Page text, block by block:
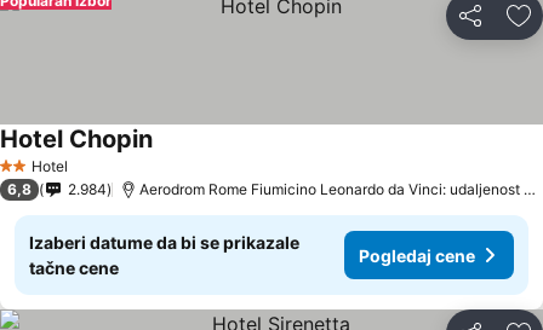
Deli
2 Zvezdice
Hotel
Hotel Chopin
6,8 2.984 Aerodrom Rome Fiumicino Leonardo da Vinci: udaljenost 5.9 km
Izaberi datume da bi se prikazale
tačne cene
Pogledaj cene